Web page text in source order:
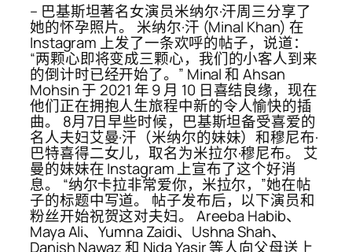
– 巴基斯坦著名女演员米纳尔·汗周三分享了
她的怀孕照片。 米纳尔·汗 (Minal Khan) 在
Instagram 上发了一条欢呼的帖子，说道：
“两颗心即将变成三颗心，我们的小客人到来
的倒计时已经开始了。” Minal 和 Ahsan
Mohsin 于 2021 年 9 月 10 日喜结良缘，现在
他们正在拥抱人生旅程中新的令人愉快的插
曲。 8月7日早些时候，巴基斯坦备受喜爱的
名人夫妇艾曼·汗（米纳尔的妹妹）和穆尼布·
巴特喜得二女儿，取名为米拉尔·穆尼布。 艾
曼的妹妹在 Instagram 上宣布了这个好消
息。 “纳尔卡拉非常爱你，米拉尔，”她在帖
子的标题中写道。 帖子发布后，以下演员和
粉丝开始祝贺这对夫妇。 Areeba Habib、
Maya Ali、Yumna Zaidi、Ushna Shah、
Danish Nawaz 和 Nida Yasir 等人向父母送上